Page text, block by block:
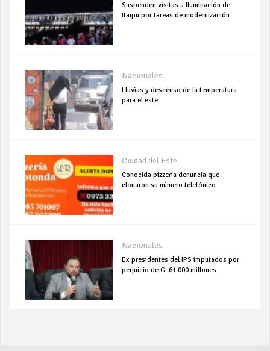
Suspenden visitas a Iluminación de
Itaipu por tareas de modernización
Nacionales
Lluvias y descenso de la temperatura
para el este
Ciudad del Este
Conocida pizzería denuncia que
clonaron su número telefónico
Nacionales
Ex presidentes del IPS imputados por
perjuicio de G. 61.000 millones